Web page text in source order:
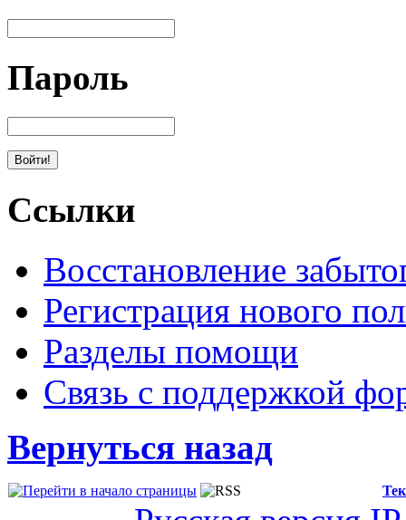
Пароль
Ссылки
Восстановление
Регистрация нового
Разделы помощи
Связь с поддержкой
Вернуться назад